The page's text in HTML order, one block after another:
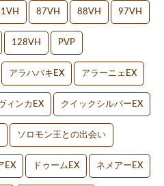
87VH 88VH 97VH
128VH PVP
アラハバキEX アラーニェEX
ィンカEX クイックシルバーEX
ソロモン王との出会い
EX ドゥームEX ネメアーEX